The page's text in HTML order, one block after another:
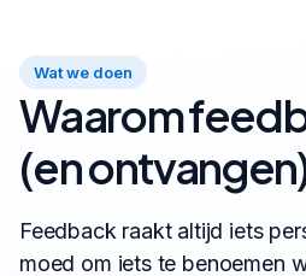
Wat we doen
Waarom
(en
Feedback raakt altijd iets
moed om iets te benoemen